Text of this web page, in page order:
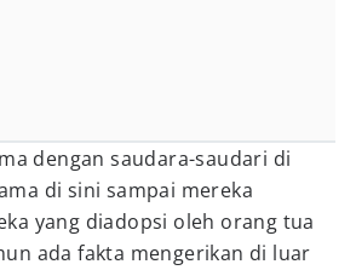
dengan saudara-saudari di
di sini sampai mereka
yang diadopsi oleh orang tua
ada fakta mengerikan di luar